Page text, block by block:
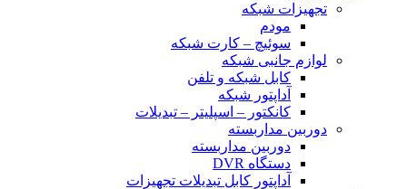
تجهیزات شبکه
مودم
سوئیچ – کارت شبکه
لوازم جانبی شبکه
کابل شبکه و تلفن
آداپتور شبکه
کانکتور – اسپلیتر – تبدیلات
دوربین مداربسته
دوربین مداربسته
دستگاه DVR
آداپتور کابل تبدیلات تجهیزات